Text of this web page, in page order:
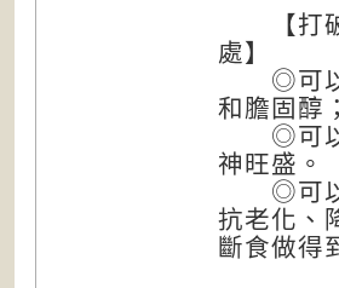
【打破
處】
◎可以
和膽固醇
◎可以
神旺盛。
◎可以
抗老化、
斷食做得